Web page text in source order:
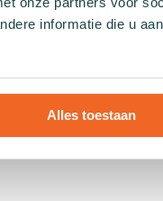
informatie die u
Alles toestaan
natuurbehoud
doet de